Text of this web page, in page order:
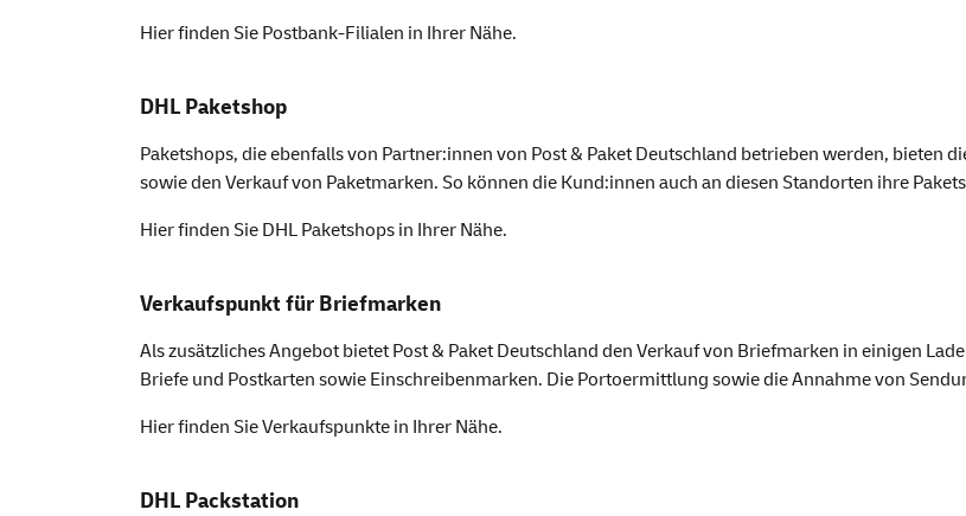
Hier finden Sie Postbank-Filialen in Ihrer Nähe.
DHL Paketshop
Paketshops, die ebenfalls von Partner:innen von Post & Paket Deutschland betrieben werden, bieten
sowie den Verkauf von Paketmarken. So können die Kund:innen auch an diesen Standorten ihre
Hier finden Sie DHL Paketshops in Ihrer Nähe.
Verkaufspunkt für Briefmarken
Als zusätzliches Angebot bietet Post & Paket Deutschland den Verkauf von Briefmarken in einigen
Briefe und Postkarten sowie Einschreibenmarken. Die Portoermittlung sowie die Annahme von
Hier finden SieVerkaufspunkte in Ihrer Nähe.
DHL Packstation